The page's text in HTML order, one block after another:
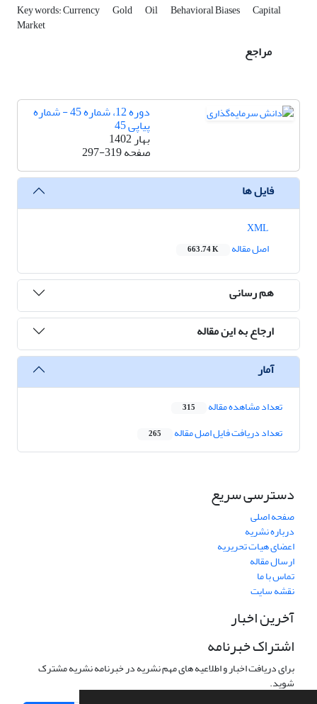
Key words: Currency Gold Oil Behavioral Biases Capital
Market
مراجع
دوره 12، شماره 45 - شماره
پیاپی 45
بهار 1402
صفحه297-319
فایل ها
اصل مقاله
663.74 K
هم رسانی
ارجاع به این مقاله
آمار
تعداد مشاهده مقاله 315
تعداد دریافت فایل اصل مقاله 265
دسترسی سریع
صفحه اصلی
درباره نشریه
اعضای هیات تحریریه
ارسال مقاله
تماس با ما
نقشه سایت
آخرین اخبار
اشتراک خبرنامه
برای دریافت اخبار و اطلاعیه های مهم نشریه در خبرنامه نشریه مشترک
شوید.